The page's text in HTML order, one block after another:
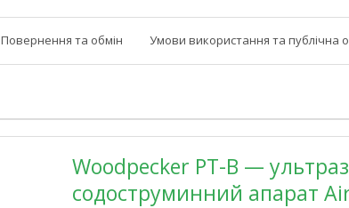
Повернення та обмін Умови використання та публічна
Woodpecker PT-B —
содоструминний апарат